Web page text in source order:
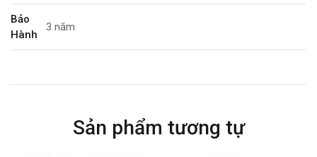
Bảo
Hành
3 năm
Sản phẩm tương tự